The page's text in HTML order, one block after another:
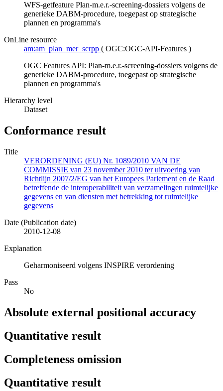
WFS-getfeature Plan-m.e.r.-screening-dossiers volgens de
generieke DABM-procedure, toegepast op strategische
plannen en programma's
OnLine resource
am:am_plan_mer_scrpp ( OGC:OGC-API-Features )
OGC Features API: Plan-m.e.r.-screening-dossiers volgens de
generieke DABM-procedure, toegepast op strategische
plannen en programma's
Hierarchy level
Dataset
Conformance result
Title
VERORDENING (EU) Nr. 1089/2010 VAN DE
COMMISSIE van 23 november 2010 ter uitvoering van
Richtlijn 2007/2/EG van het Europees Parlement en de Raad
betreffende de interoperabiliteit van verzamelingen ruimtelijke
gegevens en van diensten met betrekking tot ruimtelijke
gegevens
Date (Publication date)
2010-12-08
Explanation
Geharmoniseerd volgens INSPIRE verordening
Pass
No
Absolute external positional accuracy
Quantitative result
Completeness omission
Quantitative result